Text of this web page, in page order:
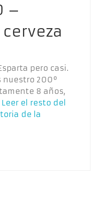
–
pero casi.
nuestro 200º
8 años,
Leer el resto del
de la